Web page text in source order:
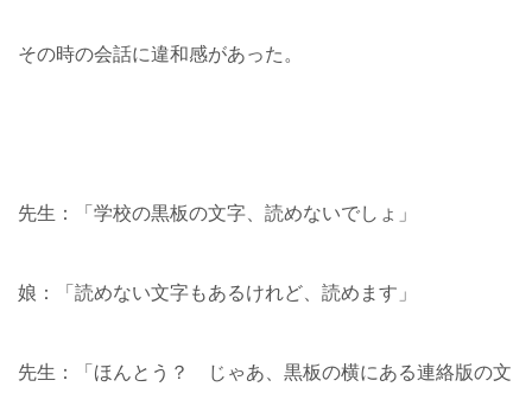
その時の会話に違和感があった。
先生：「学校の黒板の文字、読めないでしょ」
娘：「読めない文字もあるけれど、読めます」
先生：「ほんとう？ じゃあ、黒板の横にある連絡版の文